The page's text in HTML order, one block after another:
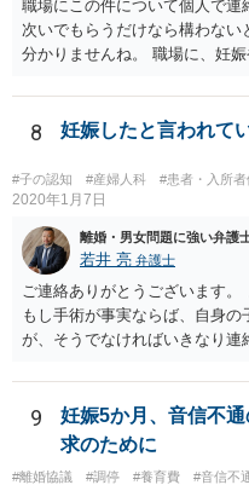
職場にこの件について個人で連
次いでもらうだけなら構わな
分かりませんね。 職場に、妊
難しいと思われれば、弁護士
い。 一度、お近くの弁護士に
8 妊娠したと言われて
#子の認知 #産婦人科 #患者・入所者
2020年1月7日
離婚・男女問題に強い弁護
若井 亮 弁護士
ご連絡ありがとうございます。
もし手術が事実ならば、自身
が、そうでなければいきなり
してはいかがでしょうか。 代
ちまちです。 弊所の場合、交
多いかと思います。
9
妊娠5か月、音信不
求のために
#離婚協議 #調停 #養育費 #音信不